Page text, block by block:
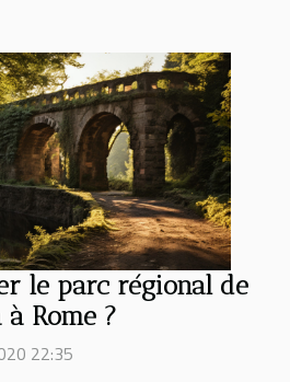
le parc régional de
Rome ?
22:35